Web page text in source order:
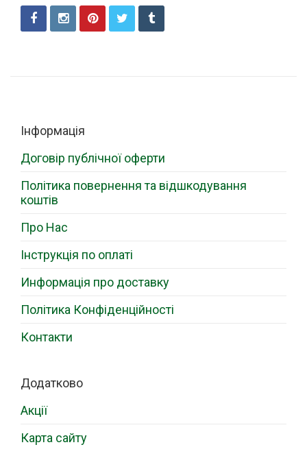
Інформація
Договір публічної оферти
Політика повернення та відшкодування
коштів
Про Нас
Інструкція по оплаті
Информація про доставку
Політика Конфіденційності
Контакти
Додатково
Акції
Карта сайту